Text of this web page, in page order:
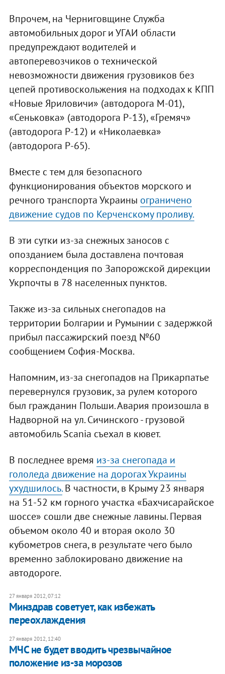
Впрочем, на Черниговщине Служба
автомобильных дорог и УГАИ области
предупреждают водителей и
автоперевозчиков о технической
невозможности движения грузовиков без
цепей противоскольжения на подходах к КПП
«Новые Яриловичи» (автодорога М-01),
«Сеньковка» (автодорога Р-13), «Гремяч»
(автодорога Р-12) и «Николаевка»
(автодорога Р-65).
Вместе с тем для безопасного
функционирования объектов морского и
речного транспорта Украины ограничено
движение судов по Керченскому проливу.
В эти сутки из-за снежных заносов с
опозданием была доставлена почтовая
корреспонденция по Запорожской дирекции
Укрпочты в 78 населенных пунктов.
Также из-за сильных снегопадов на
территории Болгарии и Румынии с задержкой
прибыл пассажирский поезд №60
сообщением София-Москва.
Напомним, из-за снегопадов на Прикарпатье
перевернулся грузовик, за рулем которого
был гражданин Польши. Авария произошла в
Надворной на ул. Сичинского - грузовой
автомобиль Scania съехал в кювет.
В последнее время из-за снегопада и
гололеда движение на дорогах Украины
ухудшилось.В частности, в Крыму 23 января
на 51-52 км горного участка «Бахчисарайское
шоссе» сошли две снежные лавины. Первая
объемом около 40 и вторая около 30
кубометров снега, в результате чего было
временно заблокировано движение на
автодороге.
27 января 2012, 07:12
Минздрав советует, как избежать
переохлаждения
27 января 2012, 12:40
​МЧС не будет вводить чрезвычайное
положение из-за морозов